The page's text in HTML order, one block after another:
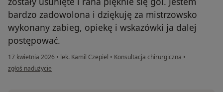
bardzo zadowolona i dziękuję za mistrzowsko
wykonany zabieg, opiekę i wskazówki ja dalej
postępować.
17 kwietnia 2026 • lek. Kamil Czepiel • Konsultacja chirurgiczna •
w opinii użytkownika Dorota
zgłoś nadużycie